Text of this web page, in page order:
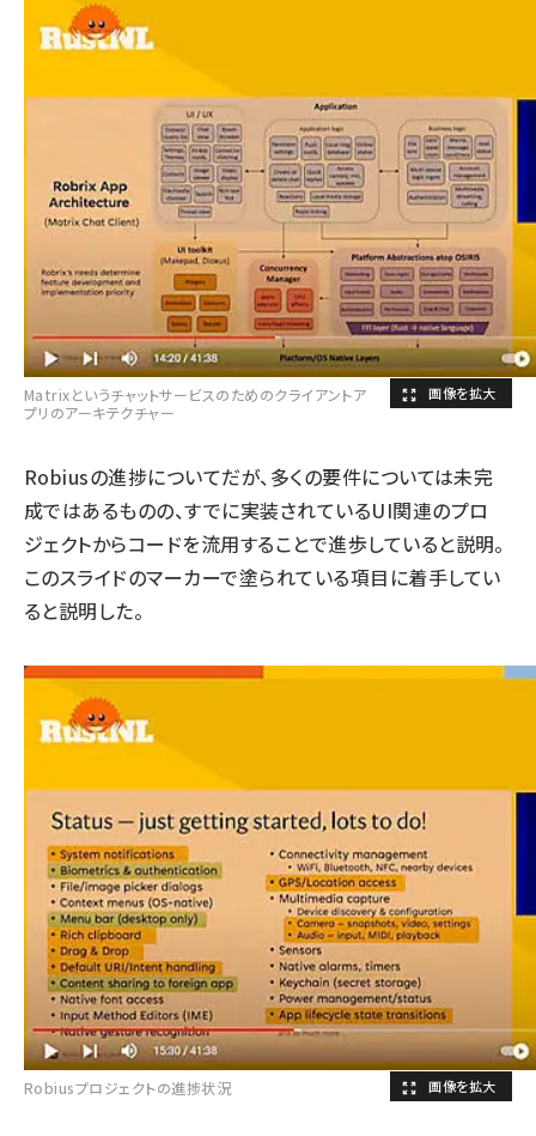
Matrixというチャットサービスのためのクライアントア
プリのアーキテクチャー
Robiusの進捗についてだが、多くの要件については未完
成ではあるものの、すでに実装されているUI関連のプロ
ジェクトからコードを流用することで進歩していると説明。
このスライドのマーカーで塗られている項目に着手してい
ると説明した。
Robiusプロジェクトの進捗状況